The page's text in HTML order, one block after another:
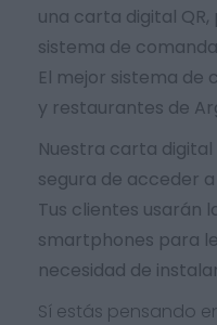
una carta digital
sistema de
El mejor sistema de
y restaurantes de
Nuestra carta
segura de acceder
Tus clientes usarán
smartphones para
necesidad de
Sí estás pensando